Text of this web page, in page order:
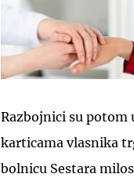
Razbojnici su potom
karticama vlasnika
bolnicu Sestara